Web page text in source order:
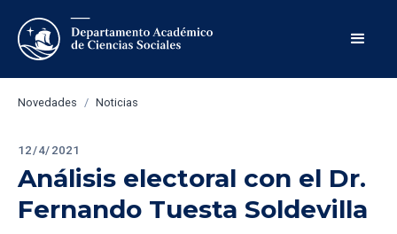
Novedades / Noticias
12/4/2021
Análisis electoral con el Dr.
Fernando Tuesta Soldevilla